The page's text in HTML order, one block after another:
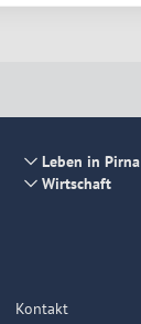
Leben in Pirna
Wirtschaft
Kontakt